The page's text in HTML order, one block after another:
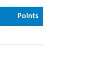
Points